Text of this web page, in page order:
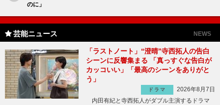
のに」
芸能ニュース NEWS
「ラストノート」“澄晴”寺西拓人の告白
シーンに反響集まる 「真っすぐな告白が
カッコいい」「最高のシーンをありがと
う」
ドラマ
2026年8月7日
内田有紀と寺西拓人がダブル主演するドラマ